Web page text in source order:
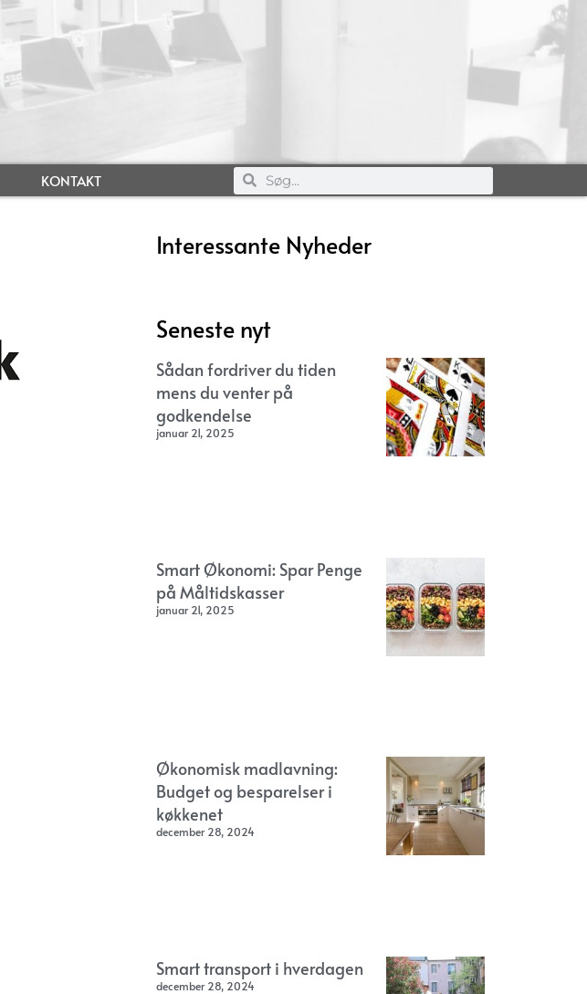
KONTAKT
Interessante Nyheder
Seneste nyt
Sådan fordriver du tiden
mens du venter på
godkendelse
januar 21, 2025
Smart Økonomi: Spar Penge
på Måltidskasser
januar 21, 2025
Økonomisk madlavning:
Budget og besparelser i
køkkenet
december 28, 2024
Smart transport i hverdagen
december 28, 2024